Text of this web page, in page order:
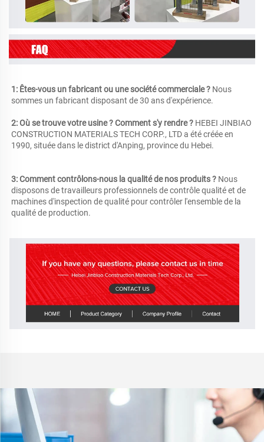
1: Êtes-vous un fabricant ou une société commerciale ? Nous
sommes un fabricant disposant de 30 ans d'expérience.
2: Où se trouve votre usine ? Comment s'y rendre ? HEBEI JINBIAO
CONSTRUCTION MATERIALS TECH CORP., LTD a été créée en
1990, située dans le district d'Anping, province du Hebei.
3: Comment contrôlons-nous la qualité de nos produits ? Nous
disposons de travailleurs professionnels de contrôle qualité et de
machines d'inspection de qualité pour contrôler l'ensemble de la
qualité de production.